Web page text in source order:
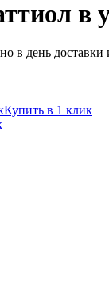
в
в день
Купить в 1 клик